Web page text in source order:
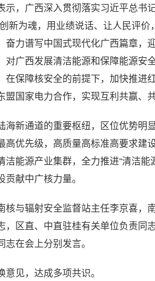
，广西深入贯彻落实习近平总书
新为魂，用业绩说话、让人民评价
力谱写中国式现代化广西篇章，
广西发展清洁能源和保障能源安
保障核安全的前提下，加快推进
国家电力合作，实现互利共赢、共
新通道的重要枢纽，区位优势明
优先级，高质量高标准高要求建
能源产业集群，全力推进“清洁能
献中广核力量。
与辐射安全监督站主任李京喜，
区直、中直驻桂有关单位负责同
在会上分别发言。
见，达成多项共识。